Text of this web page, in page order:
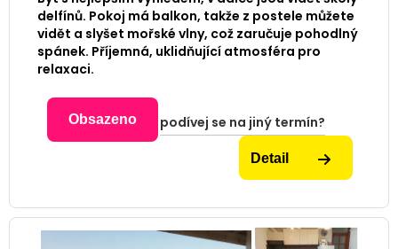
delfínů. Pokoj má balkon, takže z postele můžete
vidět a slyšet mořské vlny, což zaručuje pohodlný
spánek. Příjemná, uklidňující atmosféra pro
relaxaci.
Obsazeno podívej se na jiný termín?
Detail